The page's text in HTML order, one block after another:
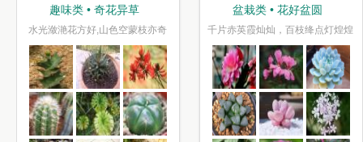
趣味类 • 奇花异草
水光潋滟花方好,山色空蒙枝亦奇
盆栽类 • 花好盆圆
千片赤英霞灿灿，百枝绛点灯煌煌